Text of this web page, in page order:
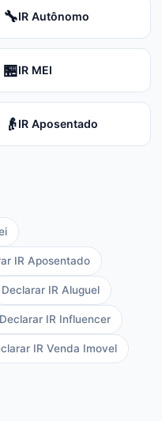
🔧IR Autônomo
🏪IR MEI
👴IR Aposentado
IR Aposentado
Declarar IR Aluguel
Declarar IR Influencer
IR Venda Imovel